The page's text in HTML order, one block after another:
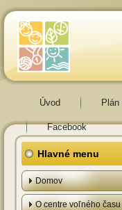
Úvod Plán
Facebook
Hlavné menu
Domov
O centre voľného času